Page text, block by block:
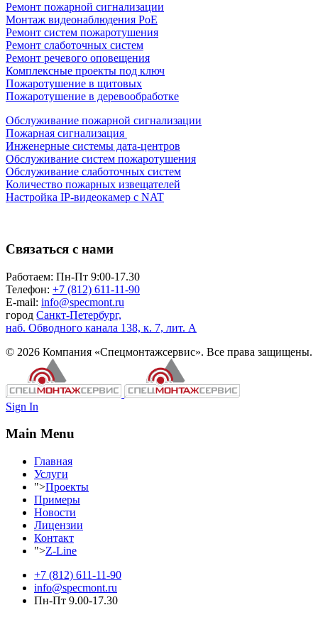
Ремонт пожарной сигнализации
Монтаж видеонаблюдения PoE
Ремонт систем пожаротушения
Ремонт слаботочных систем
Ремонт речевого оповещения
Комплексные проекты под ключ
Пожаротушение в щитовых
Пожаротушение в деревообработке
Обслуживание пожарной сигнализации
Пожарная сигнализация
Инженерные системы дата-центров
Обслуживание систем пожаротушения
Обслуживание слаботочных систем
Количество пожарных извещателей
Настройка IP-видеокамер с NAT
Связаться с нами
Работаем: Пн-Пт 9:00-17.30
Телефон: +7 (812) 611-11-90
E-mail: info@specmont.ru
город Санкт-Петербург,
наб. Обводного канала 138, к. 7, лит. А
© 2026 Компания «Спецмонтажсервис». Все права защищены.
Sign In
Main Menu
Главная
Услуги
">Проекты
Примеры
Новости
Лицензии
Контакт
">Z-Line
+7 (812) 611-11-90
info@specmont.ru
Пн-Пт 9.00-17.30